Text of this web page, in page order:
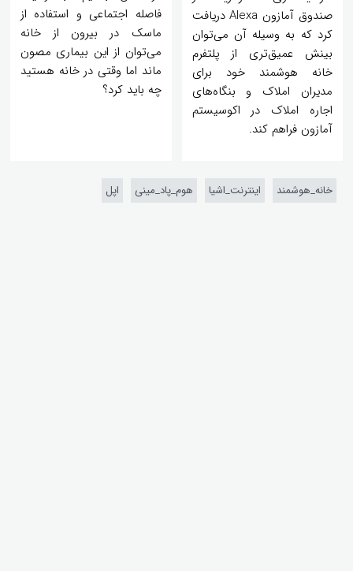
صندوق آمازون Alexa دریافت
کرد که به وسیله آن می‌توان
بینش عمیق‌تری از پلتفرم
خانه هوشمند خود برای
مدیران املاک و بنگاه‌های
اجاره املاک در اکوسیستم
آمازون فراهم کند.
فاصله اجتماعی و استفاده از
ماسک در بیرون از خانه
می‌توان از این بیماری مصون
ماند اما وقتی در خانه هستید
چه باید کرد؟
خانه_هوشمند اینترنت_اشیا هوم_پاد_مینی اپل